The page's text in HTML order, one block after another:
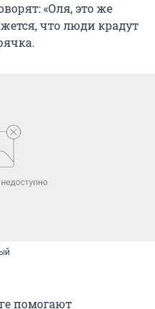
«Оля, это же
что люди крадут
помогают